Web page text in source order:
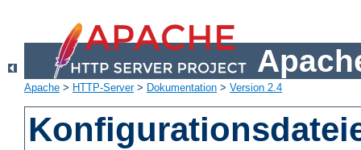
Apache > HTTP-Server> Dokumentation > Version 2.4